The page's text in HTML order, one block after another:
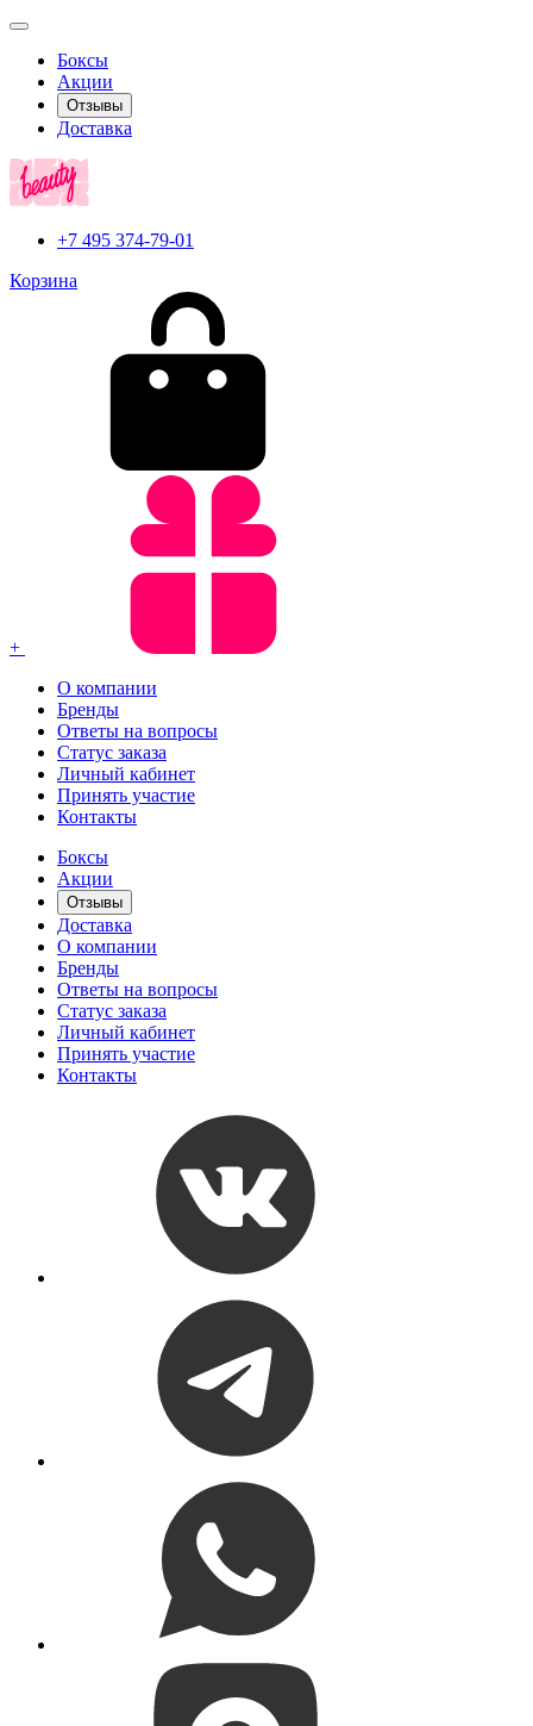
Боксы
Акции
Отзывы
Доставка
+7 495 374-79-01
Корзина
+
О компании
Бренды
Ответы на вопросы
Статус заказа
Личный кабинет
Принять участие
Контакты
Боксы
Акции
Отзывы
Доставка
О компании
Бренды
Ответы на вопросы
Статус заказа
Личный кабинет
Принять участие
Контакты